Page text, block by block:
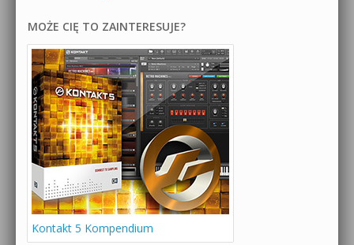
MOŻE CIĘ TO ZAINTERESUJE?
Kontakt 5 Kompendium